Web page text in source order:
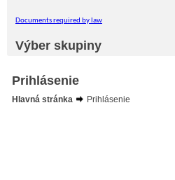
Documents required by law
Výber skupiny
Prihlásenie
Hlavná stránka
Prihlásenie